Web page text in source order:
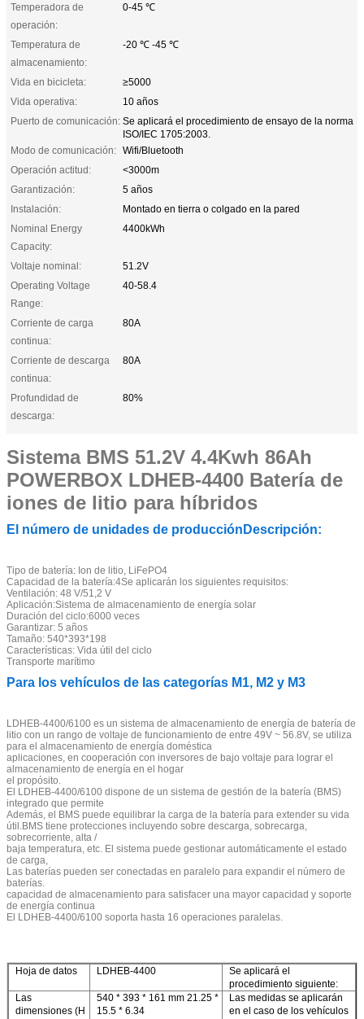
Temperadora de
operación:
0-45 ℃
Temperatura de
almacenamiento:
-20 ℃ -45 ℃
Vida en bicicleta:
≥5000
Vida operativa:
10 años
Puerto de comunicación: Se aplicará el procedimiento de ensayo de la norma
ISO/IEC 1705:2003.
Modo de comunicación: Wifi/Bluetooth
Operación actitud:
<3000m
Garantización:
5 años
Instalación:
Montado en tierra o colgado en la pared
Nominal Energy
Capacity:
4400kWh
Voltaje nominal:
51.2V
Operating Voltage
Range:
40-58.4
Corriente de carga
continua:
80A
Corriente de descarga
continua:
80A
Profundidad de
descarga:
80%
Sistema BMS 51.2V 4.4Kwh 86Ah
POWERBOX LDHEB-4400 Batería de
iones de litio para híbridos
El número de unidades de producción Descripción:
Tipo de batería: Ion de litio, LiFePO4
Capacidad de la batería:4Se aplicarán los siguientes requisitos:
Ventilación: 48 V/51,2 V
Aplicación:Sistema de almacenamiento de energía solar
Duración del ciclo:6000 veces
Garantizar: 5 años
Tamaño: 540*393*198
Características: Vida útil del ciclo
Transporte marítimo
Para los vehículos de las categorías M1, M2 y M3
LDHEB-4400/6100 es un sistema de almacenamiento de energía de batería de
litio con un rango de voltaje de funcionamiento de entre 49V ~ 56.8V, se utiliza
para el almacenamiento de energía doméstica
aplicaciones, en cooperación con inversores de bajo voltaje para lograr el
almacenamiento de energía en el hogar
el propósito.
El LDHEB-4400/6100 dispone de un sistema de gestión de la batería (BMS)
integrado que permite
Además, el BMS puede equilibrar la carga de la batería para extender su vida
útil.BMS tiene protecciones incluyendo sobre descarga, sobrecarga,
sobrecorriente, alta /
baja temperatura, etc. El sistema puede gestionar automáticamente el estado
de carga,
Las baterías pueden ser conectadas en paralelo para expandir el número de
baterías.
capacidad de almacenamiento para satisfacer una mayor capacidad y soporte
de energía continua
El LDHEB-4400/6100 soporta hasta 16 operaciones paralelas.
Hoja de datos LDHEB-4400
Se aplicará el
procedimiento siguiente:
Las
dimensiones (H
540 * 393 * 161 mm 21.25 *
15.5 * 6.34
Las medidas se aplicarán
en el caso de los vehículos